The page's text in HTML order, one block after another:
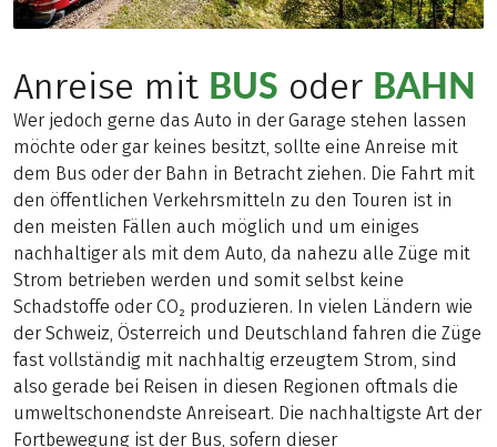
Anreise mit BUS oder BAHN
Wer jedoch gerne das Auto in der Garage stehen lassen
möchte oder gar keines besitzt, sollte eine Anreise mit
dem Bus oder der Bahn in Betracht ziehen. Die Fahrt mit
den öffentlichen Verkehrsmitteln zu den Touren ist in
den meisten Fällen auch möglich und um einiges
nachhaltiger als mit dem Auto, da nahezu alle Züge mit
Strom betrieben werden und somit selbst keine
Schadstoffe oder CO₂ produzieren. In vielen Ländern wie
der Schweiz, Österreich und Deutschland fahren die Züge
fast vollständig mit nachhaltig erzeugtem Strom, sind
also gerade bei Reisen in diesen Regionen oftmals die
umweltschonendste Anreiseart. Die nachhaltigste Art der
Fortbewegung ist der Bus, sofern dieser